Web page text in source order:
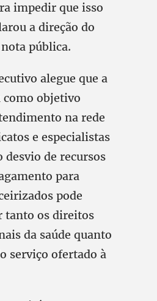
impedir que isso
a direção do
pública.
alegue que a
objetivo
na rede
e especialistas
desvio de recursos
para
pode
tanto os direitos
da saúde quanto
serviço ofertado à